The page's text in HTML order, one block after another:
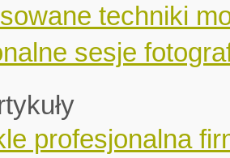
techniki
sesje
profesjonalna